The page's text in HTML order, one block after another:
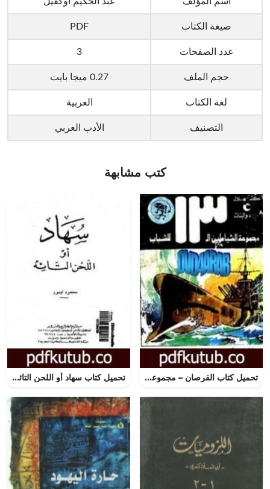
صيغة الكتاب PDF
عدد الصفحات 3
حجم الملف 0.27 ميجا بايت
لغة الكتاب العربية
التصنيف الأدب العربي
كتب مشابهة
تحميل كتاب القرصان – مجموعة الشياطين ال 13 PDF تأليف محمود سالم مجانا [كامل] تحميل كتاب سهاد أو اللحن التائه PDF تأليف محمود تيمور مجانا [كامل]